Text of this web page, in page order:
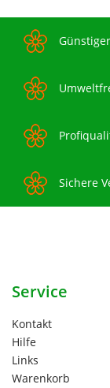
Sichere
Service
Kontakt
Hilfe
Links
Warenkorb